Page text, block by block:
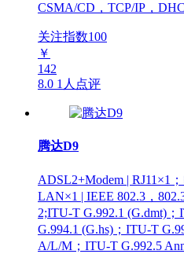
CSMA/CD，TCP/IP，
关注指数100
￥
142
8.0 1人点评
腾达D9
ADSL2+Modem | RJ11×1
LAN×1 | IEEE 802.3，
2;ITU-T G.992.1 (G.dmt)
G.994.1 (G.hs)；ITU-T
A/L/M；ITU-T G.992.5